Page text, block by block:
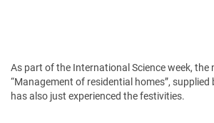
As part of the International Science week, the
“Management of residential homes”, supplied
has also just experienced the festivities.